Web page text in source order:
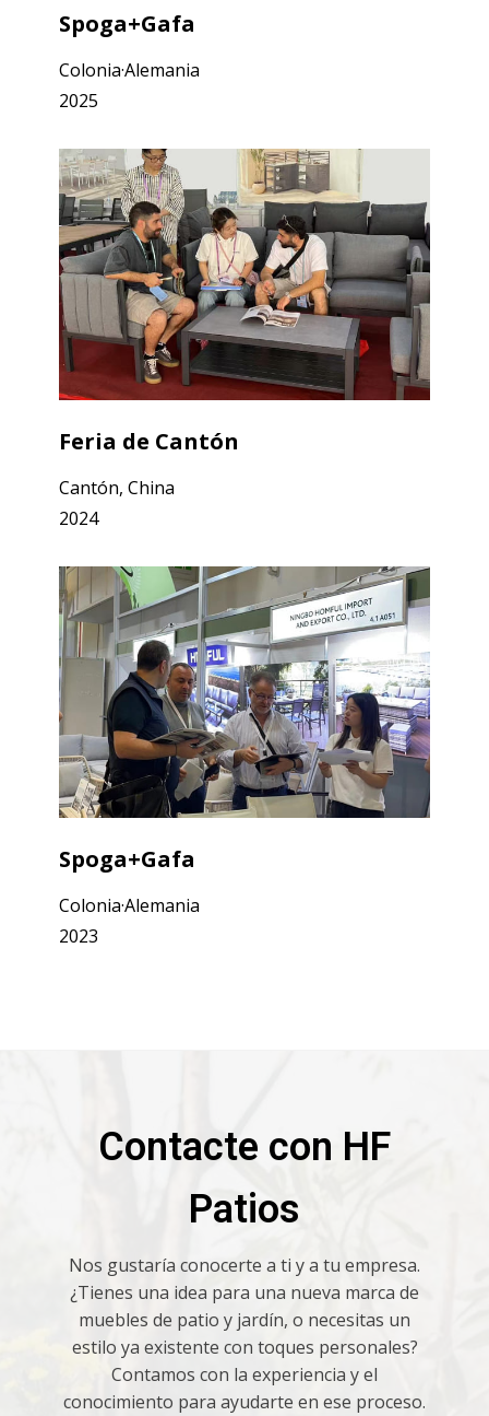
Spoga+Gafa
Colonia·Alemania
2025
Feria de Cantón
Cantón, China
2024
Spoga+Gafa
Colonia·Alemania
2023
Contacte con HF
Patios
Nos gustaría conocerte a ti y a tu empresa.
¿Tienes una idea para una nueva marca de
muebles de patio y jardín, o necesitas un
estilo ya existente con toques personales?
Contamos con la experiencia y el
conocimiento para ayudarte en ese proceso.